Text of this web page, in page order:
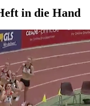
in die Hand